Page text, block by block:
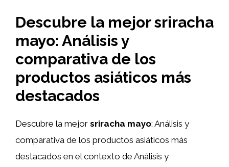
Descubre la mejor sriracha
mayo: Análisis y
comparativa de los
productos asiáticos más
destacados
Descubre la mejor sriracha mayo: Análisis y
comparativa de los productos asiáticos más
destacados en el contexto de Análisis y